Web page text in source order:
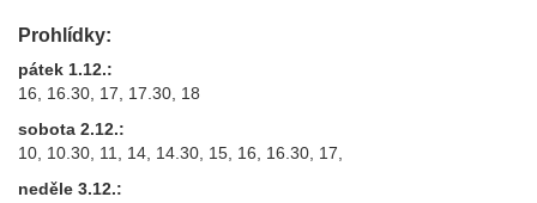
Prohlídky:
pátek 1.12.:
16, 16.30, 17, 17.30, 18
sobota 2.12.:
10, 10.30, 11, 14, 14.30, 15, 16, 16.30, 17,
neděle 3.12.: